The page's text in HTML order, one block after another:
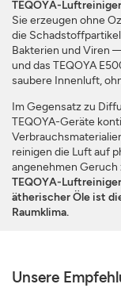
TEQOYA-Luftreiniger
Sie erzeugen ohne
die
Bakterien und Viren
und das TEQOYA
saubere Innenluft,
Im Gegensatz zu
TEQOYA-Geräte
reinigen die Luft auf
angenehmen Geruch
TEQOYA-
ätherischer Öle ist
Raumklima.
Unsere